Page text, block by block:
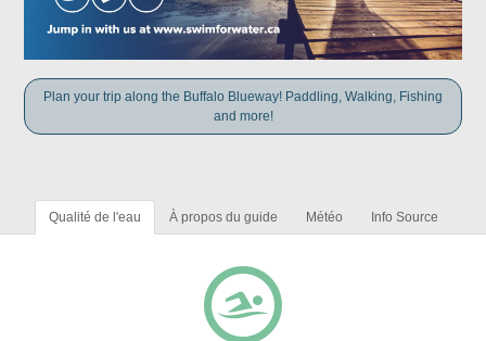
Plan your trip along the Buffalo Blueway! Paddling, Walking, Fishing
and more!
Qualité de l'eau À propos du guide Météo Info Source